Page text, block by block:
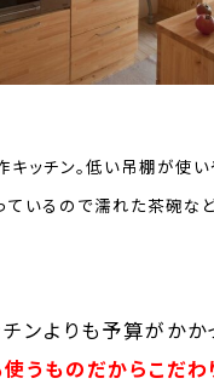
キッチン。低い吊棚が使い
ているので濡れた茶碗な
ンよりも予算がかか
うものだからこだわ